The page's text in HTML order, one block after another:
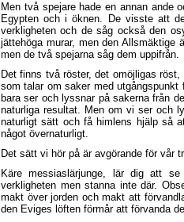
Men två spejare hade en annan ande
Egypten och i öknen. De visste att
verkligheten och de såg också den
jättehöga murar, men den Allsmäktige
men de två spejarna såg dem uppifrån.
Det finns två röster, det omöjligas
som talar om saker med
bara ser och lyssnar på sakerna från
naturliga resultat. Men om vi ser och
naturligt sätt och få himlens hjälp så
något övernaturligt.
Det sätt vi hör på är avgörande för vår
Käre messiaslärjunge, lär dig att
verkligheten men stanna inte där.
makt över jorden och makt att
den Eviges löften förmår att förvanda